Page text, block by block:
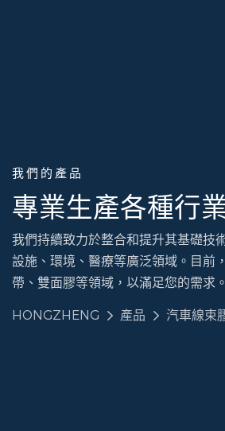
我們的產品
專業生產各種行
我們持續致力於整合和提升其基礎技
設施、環境、醫療等廣泛領域。目前
帶、雙面膠等領域，以滿足您的需求。
HONGZHENG 產品 汽車線束